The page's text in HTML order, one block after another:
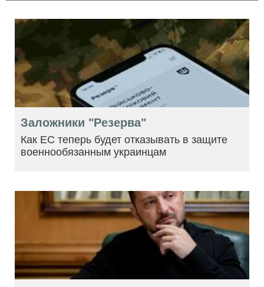
Заложники "Резерва"
Как ЕС теперь будет отказывать в защите
военнообязанным украинцам